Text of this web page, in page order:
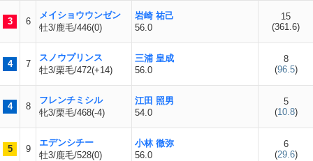
3 6
メイショウウンゼン
牡3/鹿毛/446(0)
岩崎 祐己
56.0
15
(361.6)
4 7
スノウプリンス
牡3/栗毛/472(+14)
三浦 皇成
56.0
8
(96.5)
4 8
フレンチミシル
牝3/栗毛/468(-4)
江田 照男
54.0
5
(10.8)
5 9
エデンシチー
牡3/鹿毛/528(0)
小林 徹弥
56.0
6
(29.6)